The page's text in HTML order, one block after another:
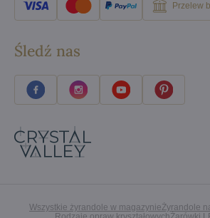
Przelew
Śledź nas
Wszystkie żyrandole w magazynieŻyrandole